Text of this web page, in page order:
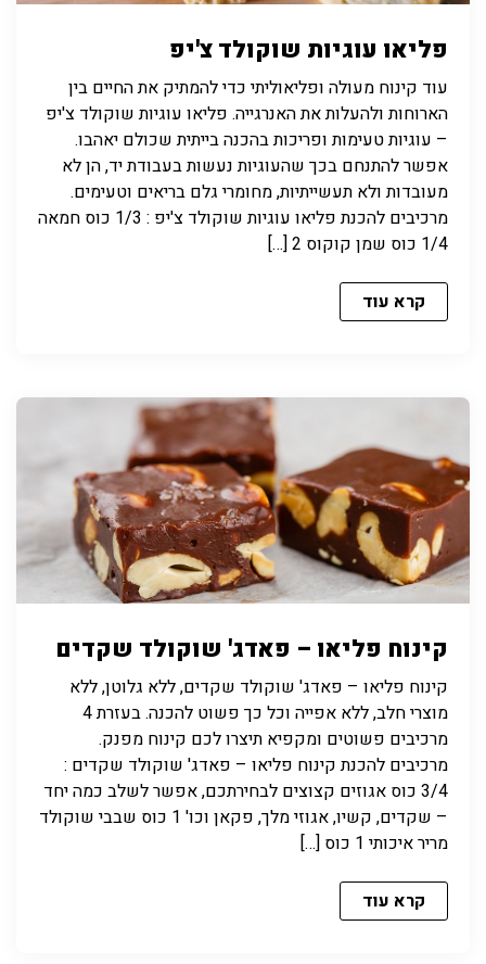
פליאו עוגיות שוקולד צ'יפ
עוד קינוח מעולה ופליאוליתי כדי להמתיק את החיים בין
הארוחות ולהעלות את האנרגייה. פליאו עוגיות שוקולד צ'יפ
– עוגיות טעימות ופריכות בהכנה בייתית שכולם יאהבו.
אפשר להתנחם בכך שהעוגיות נעשות בעבודת יד, הן לא
מעובדות ולא תעשייתיות, מחומרי גלם בריאים וטעימים.
מרכיבים להכנת פליאו עוגיות שוקולד צ'יפ : 1/3 כוס חמאה
1/4 כוס שמן קוקוס 2 […]
קרא עוד
קינוח פליאו – פאדג' שוקולד שקדים
קינוח פליאו – פאדג' שוקולד שקדים, ללא גלוטן, ללא
מוצרי חלב, ללא אפייה וכל כך פשוט להכנה. בעזרת 4
מרכיבים פשוטים ומקפיא תיצרו לכם קינוח מפנק.
מרכיבים להכנת קינוח פליאו – פאדג' שוקולד שקדים :
3/4 כוס אגוזים קצוצים לבחירתכם, אפשר לשלב כמה יחד
– שקדים, קשיו, אגוזי מלך, פקאן וכו' 1 כוס שבבי שוקולד
מריר איכותי 1 כוס […]
קרא עוד